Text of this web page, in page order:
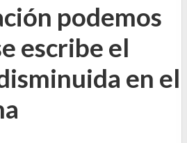
podemos
escribe el
en el